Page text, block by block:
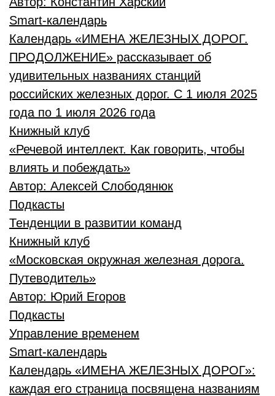
Smart-календарь
Календарь «ИМЕНА ЖЕЛЕЗНЫХ ДОРОГ.
ПРОДОЛЖЕНИЕ» рассказывает об
удивительных названиях станций
российских железных дорог. С 1 июля 2025
года по 1 июля 2026 года
Книжный клуб
«Речевой интеллект. Как говорить, чтобы
влиять и побеждать»
Автор: Алексей Слободянюк
Подкасты
Тенденции в развитии команд
Книжный клуб
«Московская окружная железная дорога.
Путеводитель»
Автор: Юрий Егоров
Подкасты
Управление временем
Smart-календарь
Календарь «ИМЕНА ЖЕЛЕЗНЫХ ДОРОГ»:
каждая его страница посвящена названиям